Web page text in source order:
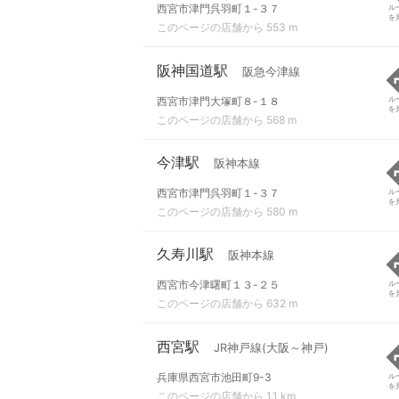
西宮市津門呉羽町１-３７
このページの店舗から 553 m
ル
を
阪神国道駅 阪急今津線
西宮市津門大塚町８-１８
このページの店舗から 568 m
ル
を
今津駅 阪神本線
西宮市津門呉羽町１-３７
このページの店舗から 580 m
ル
を
久寿川駅 阪神本線
西宮市今津曙町１３-２５
このページの店舗から 632 m
ル
を
西宮駅 JR神戸線(大阪～神戸)
兵庫県西宮市池田町9-3
このページの店舗から 1.1 km
ル
を